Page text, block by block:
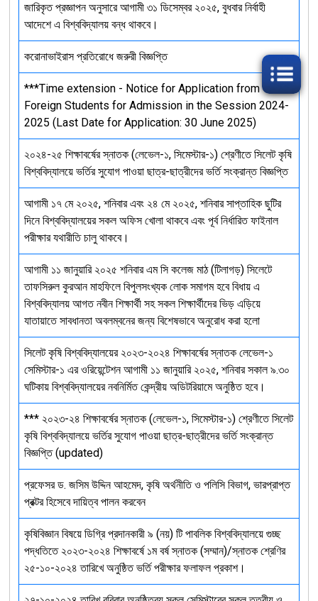
জারিকৃত প্রজ্ঞাপন অনুসারে আগামী ৩১ ডিসেম্বর ২০২৫, বুধবার নির্বাহী
আদেশে এ বিশ্ববিদ্যালয় বন্ধ থাকবে।
করোনাভাইরাস প্রতিরোধে জরুরী বিজ্ঞপ্তি
***Time extension - Notice for Application from
Foreign Students for Admission in the Session 2024-
2025 (Last Date for Application: 30 June 2025)
২০২৪-২৫ শিক্ষাবর্ষের স্নাতক (লেভেল-১, সিমেস্টার-১) শ্রেণীতে সিলেট কৃষি
বিশ্ববিদ্যালয়ে ভর্তির সুযোগ পাওয়া ছাত্র-ছাত্রীদের ভর্তি সংক্রান্ত বিজ্ঞপ্তি
আগামী ১৭ মে ২০২৫, শনিবার এবং ২৪ মে ২০২৫, শনিবার সাপ্তাহিক ছুটির
দিনে বিশ্ববিদ্যালয়ের সকল অফিস খোলা থাকবে এবং পূর্ব নির্ধারিত ফাইনাল
পরীক্ষার যথারীতি চালু থাকবে।
আগামী ১১ জানুয়ারি ২০২৫ শনিবার এম সি কলেজ মাঠ (টিলাগড়) সিলেটে
তাফসিরুল কুরআন মাহফিলে বিপুলসংখ্যক লোক সমাগম হবে বিধায় এ
বিশ্ববিদ্যালয় আগত নবীন শিক্ষার্থী সহ সকল শিক্ষার্থীদের ভিড় এড়িয়ে
যাতায়াতে সাবধানতা অবলম্বনের জন্য বিশেষভাবে অনুরোধ করা হলো
সিলেট কৃষি বিশ্ববিদ্যালয়ের ২০২৩-২০২৪ শিক্ষাবর্ষের স্নাতক লেভেল-১
সেমিস্টার-১ এর ওরিয়েন্টেশন আগামী ১১ জানুয়ারি ২০২৫, শনিবার সকাল ৯.৩০
ঘটিকায় বিশ্ববিদ্যালয়ের নবনির্মিত কেন্দ্রীয় অডিটরিয়ামে অনুষ্ঠিত হবে।
*** ২০২৩-২৪ শিক্ষাবর্ষের স্নাতক (লেভেল-১, সিমেস্টার-১) শ্রেণীতে সিলেট
কৃষি বিশ্ববিদ্যালয়ে ভর্তির সুযোগ পাওয়া ছাত্র-ছাত্রীদের ভর্তি সংক্রান্ত
বিজ্ঞপ্তি (updated)
প্রফেসর ড. জসিম উদ্দিন আহমেদ, কৃষি অর্থনীতি ও পলিসি বিভাগ, ভারপ্রাপ্ত
প্রক্টর হিসেবে দায়িত্ব পালন করবেন
কৃষিবিজ্ঞান বিষয়ে ডিগ্রি প্রদানকারী ৯ (নয়) টি পাবলিক বিশ্ববিদ্যালয়ে গুচ্ছ
পদ্ধতিতে ২০২৩-২০২৪ শিক্ষাবর্ষে ১ম বর্ষ স্নাতক (সম্মান)/স্নাতক শ্রেণির
২৫-১০-২০২৪ তারিখে অনুষ্ঠিত ভর্তি পরীক্ষার ফলাফল প্রকাশ।